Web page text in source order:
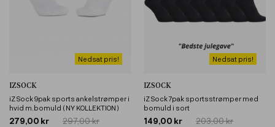
Nedsat pris!
IZSOCK
iZ Sock 9pak sports ankelstrømper i
hvid m.bomuld ( NY KOLLEKTION )
279,00 kr 297,00 kr
Nedsat pris!
IZSOCK
iZ Sock 7pak sportsstrømper med
bomuld i sort
149,00 kr 203,00 kr